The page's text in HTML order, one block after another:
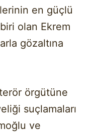
en güçlü
olan Ekrem
gözaltına
örgütüne
suçlamaları
ve